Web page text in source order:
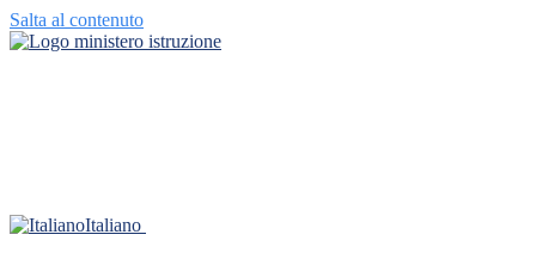
Salta al contenuto
Italiano